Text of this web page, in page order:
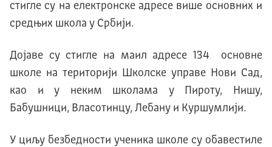
стигле су на електронске адресе више основних и
средњих школа у Србији.
Дојаве су стигле на маил адресе 134 основне
школе на територији Школске управе Нови Сад,
као и у неким школама у Пироту, Нишу,
Бабушници, Власотинцу, Лебану и Куршумлији.
У циљу безбедности ученика школе су обавестиле